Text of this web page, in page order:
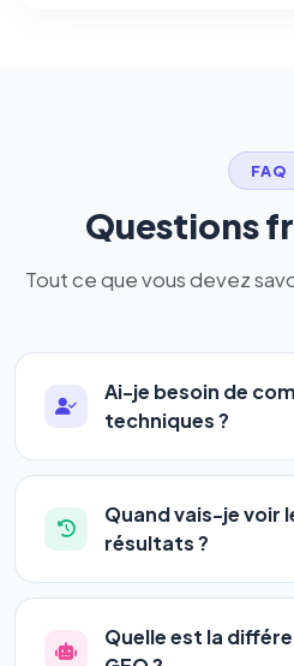
FAQ
Questions
Tout ce que vous devez
Ai-je besoin de
techniques ?
Absolument pas. Notre
être accessible àtous les
commerçants, auto-
complexe — vous
site, décrivez votre activité,
Quand vais-je voir
résultats ?
La plupart de nos
amélioration de leur
semaines. Le référencement
Quelle est la